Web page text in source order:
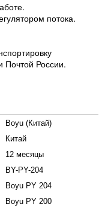
потока.
Почтой России.
Boyu (Китай)
Китай
12 месяцы
BY-PY-204
Boyu PY 204
Boyu PY 200